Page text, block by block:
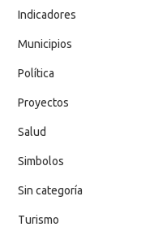
Indicadores
Municipios
Política
Proyectos
Salud
Simbolos
Sin categoría
Turismo